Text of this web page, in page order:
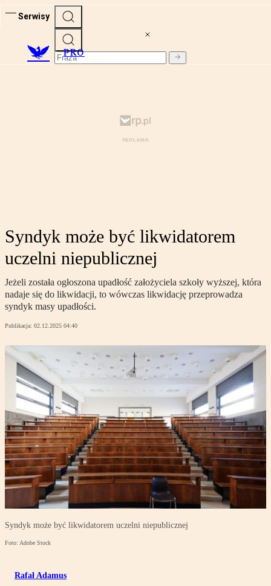
Serwisy
PRO
Syndyk może być likwidatorem
uczelni niepublicznej
Jeżeli została ogłoszona upadłość założyciela szkoły wyższej, która
nadaje się do likwidacji, to wówczas likwidację przeprowadza
syndyk masy upadłości.
Publikacja: 02.12.2025 04:40
Syndyk może być likwidatorem uczelni niepublicznej
Foto: Adobe Stock
Rafał Adamus